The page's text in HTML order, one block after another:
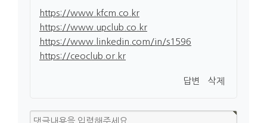
https://www.kfcm.co.kr
https://www.upclub.co.kr
https://www.linkedin.com/in/s1596
https://ceoclub.or.kr
답변 삭제